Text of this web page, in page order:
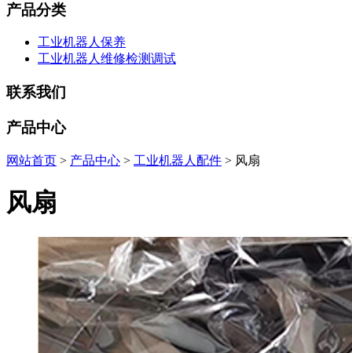
产品分类
工业机器人保养
工业机器人维修检测调试
联系我们
产品中心
网站首页 > 产品中心 > 工业机器人配件 > 风扇
风扇